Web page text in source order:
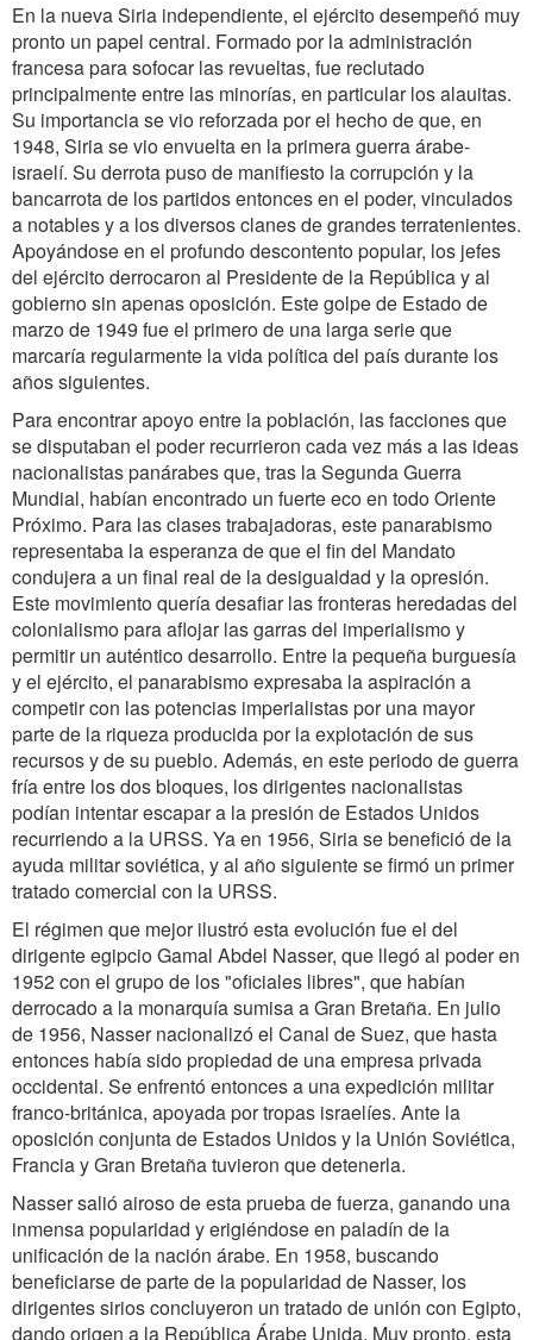
En la nueva Siria independiente, el ejército desempeñó muy
pronto un papel central. Formado por la administración
francesa para sofocar las revueltas, fue reclutado
principalmente entre las minorías, en particular los alauitas.
Su importancia se vio reforzada por el hecho de que, en
1948, Siria se vio envuelta en la primera guerra árabe-
israelí. Su derrota puso de manifiesto la corrupción y la
bancarrota de los partidos entonces en el poder, vinculados
a notables y a los diversos clanes de grandes terratenientes.
Apoyándose en el profundo descontento popular, los jefes
del ejército derrocaron al Presidente de la República y al
gobierno sin apenas oposición. Este golpe de Estado de
marzo de 1949 fue el primero de una larga serie que
marcaría regularmente la vida política del país durante los
años siguientes.
Para encontrar apoyo entre la población, las facciones que
se disputaban el poder recurrieron cada vez más a las ideas
nacionalistas panárabes que, tras la Segunda Guerra
Mundial, habían encontrado un fuerte eco en todo Oriente
Próximo. Para las clases trabajadoras, este panarabismo
representaba la esperanza de que el fin del Mandato
condujera a un final real de la desigualdad y la opresión.
Este movimiento quería desafiar las fronteras heredadas del
colonialismo para aflojar las garras del imperialismo y
permitir un auténtico desarrollo. Entre la pequeña burguesía
y el ejército, el panarabismo expresaba la aspiración a
competir con las potencias imperialistas por una mayor
parte de la riqueza producida por la explotación de sus
recursos y de su pueblo. Además, en este periodo de guerra
fría entre los dos bloques, los dirigentes nacionalistas
podían intentar escapar a la presión de Estados Unidos
recurriendo a la URSS. Ya en 1956, Siria se benefició de la
ayuda militar soviética, y al año siguiente se firmó un primer
tratado comercial con la URSS.
El régimen que mejor ilustró esta evolución fue el del
dirigente egipcio Gamal Abdel Nasser, que llegó al poder en
1952 con el grupo de los "oficiales libres", que habían
derrocado a la monarquía sumisa a Gran Bretaña. En julio
de 1956, Nasser nacionalizó el Canal de Suez, que hasta
entonces había sido propiedad de una empresa privada
occidental. Se enfrentó entonces a una expedición militar
franco-británica, apoyada por tropas israelíes. Ante la
oposición conjunta de Estados Unidos y la Unión Soviética,
Francia y Gran Bretaña tuvieron que detenerla.
Nasser salió airoso de esta prueba de fuerza, ganando una
inmensa popularidad y erigiéndose en paladín de la
unificación de la nación árabe. En 1958, buscando
beneficiarse de parte de la popularidad de Nasser, los
dirigentes sirios concluyeron un tratado de unión con Egipto,
dando origen a la República Árabe Unida. Muy pronto, esta